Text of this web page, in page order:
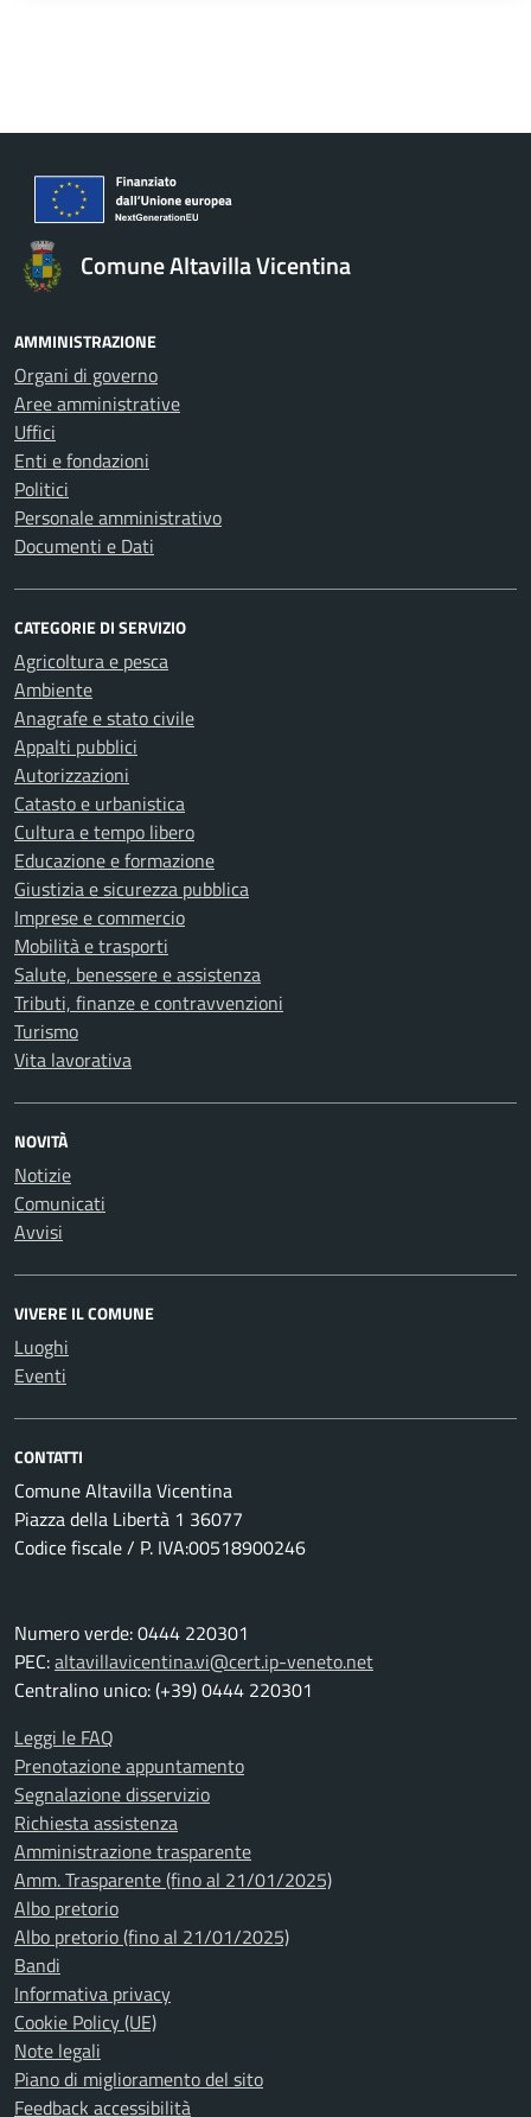
Comune Altavilla Vicentina
AMMINISTRAZIONE
Organi di governo
Aree amministrative
Uffici
Enti e fondazioni
Politici
Personale amministrativo
Documenti e Dati
CATEGORIE DI SERVIZIO
Agricoltura e pesca
Ambiente
Anagrafe e stato civile
Appalti pubblici
Autorizzazioni
Catasto e urbanistica
Cultura e tempo libero
Educazione e formazione
Giustizia e sicurezza pubblica
Imprese e commercio
Mobilità e trasporti
Salute, benessere e assistenza
Tributi, finanze e contravvenzioni
Turismo
Vita lavorativa
NOVITÀ
Notizie
Comunicati
Avvisi
VIVERE IL COMUNE
Luoghi
Eventi
CONTATTI
Comune Altavilla Vicentina
Piazza della Libertà 1 36077
Codice fiscale / P. IVA:00518900246
Numero verde: 0444 220301
PEC:altavillavicentina.vi@cert.ip-veneto.net
Centralino unico: (+39) 0444 220301
Leggi le FAQ
Prenotazione appuntamento
Segnalazione disservizio
Richiesta assistenza
Amministrazione trasparente
Amm. Trasparente (fino al 21/01/2025)
Albo pretorio
Albo pretorio (fino al 21/01/2025)
Bandi
Informativa privacy
Cookie Policy (UE)
Note legali
Piano di miglioramento del sito
Feedback accessibilità